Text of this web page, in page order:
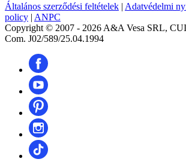
Általános szerződési feltételek | Adatvédelmi
policy | ANPC
Copyright © 2007 - 2026 A&A Vesa SRL,
Com. J02/589/25.04.1994